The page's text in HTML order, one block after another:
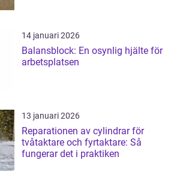
14 januari 2026
Balansblock: En osynlig hjälte för
arbetsplatsen
13 januari 2026
Reparationen av cylindrar för
tvåtaktare och fyrtaktare: Så
fungerar det i praktiken